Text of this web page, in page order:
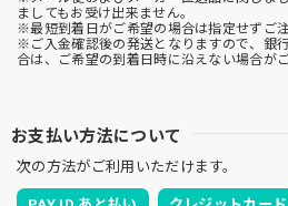
ましてもお受け出来ません。
※最短到着日がご希望の場合は指定せずご注
※ご入金確認後の発送となりますので、銀
合は、ご希望の到着日時に沿えない場合がご
お支払い方法について
次の方法がご利用いただけます。